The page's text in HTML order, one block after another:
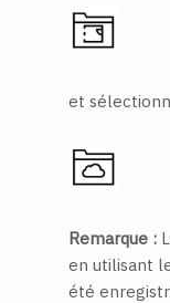
et
Remarque :
en utilisant
été